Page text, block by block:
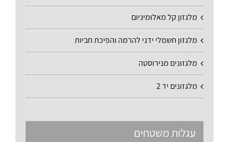
מלגזון קל מאלומיניום
מלגזון חשמלי ידני להרמה והפיכת חביות
מלגזונים מנירוסטה
מלגזונים יד 2
עגלות משטחים